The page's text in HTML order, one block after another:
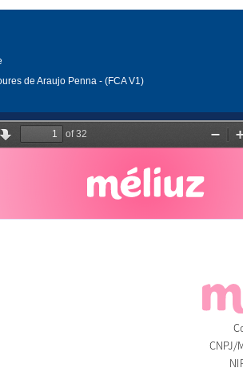
de Araujo Penna - (FCA V1)